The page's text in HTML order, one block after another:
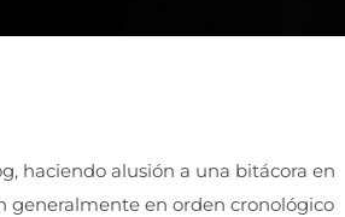
haciendo alusión a una bitácora en
generalmente en orden cronológico